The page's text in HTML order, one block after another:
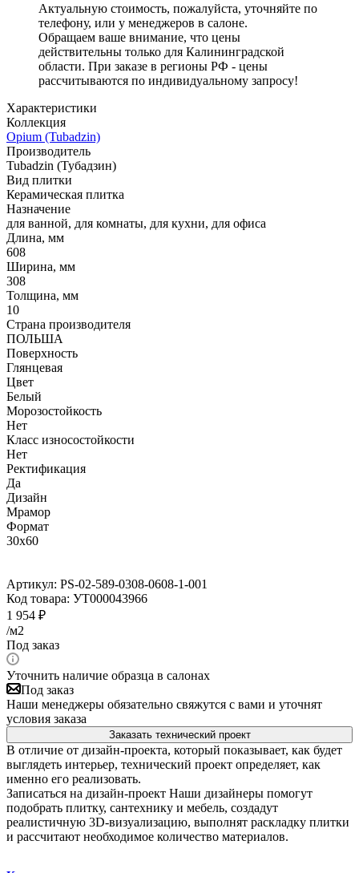
Актуальную стоимость, пожалуйста, уточняйте по
телефону, или у менеджеров в салоне.
Обращаем ваше внимание, что цены
действительны только для Калининградской
области. При заказе в регионы РФ - цены
рассчитываются по индивидуальному запросу!
Характеристики
Коллекция
Opium (Tubadzin)
Производитель
Tubadzin (Тубадзин)
Вид плитки
Керамическая плитка
Назначение
для ванной, для комнаты, для кухни, для офиса
Длина, мм
608
Ширина, мм
308
Толщина, мм
10
Страна производителя
ПОЛЬША
Поверхность
Глянцевая
Цвет
Белый
Морозостойкость
Нет
Класс износостойкости
Нет
Ректификация
Да
Дизайн
Мрамор
Формат
30x60
Артикул: PS-02-589-0308-0608-1-001
Код товара: УТ000043966
1 954 ₽
/м2
Под заказ
Уточнить наличие образца в салонах
Под заказ
Наши менеджеры обязательно свяжутся с вами и уточнят
условия заказа
Заказать технический проект
В отличие от дизайн-проекта, который показывает, как будет
выглядеть интерьер, технический проект определяет, как
именно его реализовать.
Записаться на дизайн-проект Наши дизайнеры помогут
подобрать плитку, сантехнику и мебель, создадут
реалистичную 3D-визуализацию, выполнят раскладку плитки
и рассчитают необходимое количество материалов.